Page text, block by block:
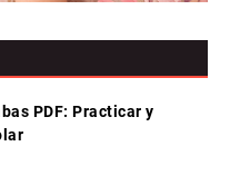
PDF: Practicar y